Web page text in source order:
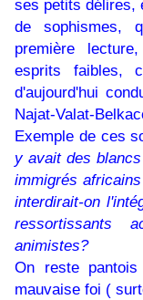
ses petits délires,
de sophismes,
première
esprits faibles,
d'aujourd'hui
Najat-Valat-
Exemple de ces
y avait des
immigrés
interdirait-on
ressortissants
animistes?
On reste
mauvaise foi (